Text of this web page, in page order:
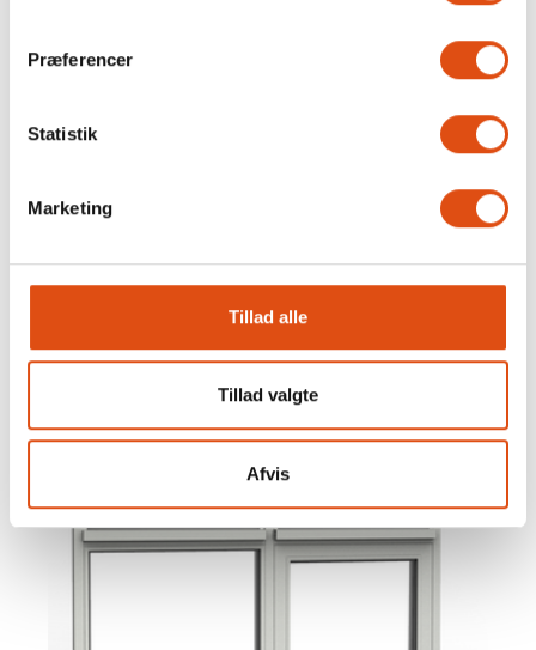
Præferencer
Statistik
Marketing
Tillad alle
Tillad valgte
Afvis